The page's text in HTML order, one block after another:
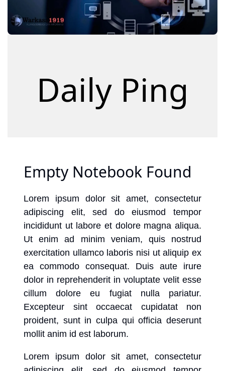
Daily Ping
Empty Notebook Found
Lorem ipsum dolor sit amet, consectetur
adipiscing elit, sed do eiusmod tempor
incididunt ut labore et dolore magna aliqua.
Ut enim ad minim veniam, quis nostrud
exercitation ullamco laboris nisi ut aliquip ex
ea commodo consequat. Duis aute irure
dolor in reprehenderit in voluptate velit esse
cillum dolore eu fugiat nulla pariatur.
Excepteur sint occaecat cupidatat non
proident, sunt in culpa qui officia deserunt
mollit anim id est laborum.
Lorem ipsum dolor sit amet, consectetur